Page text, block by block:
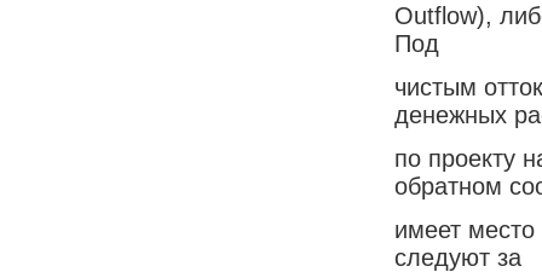
Outflow),
Под
чистым
денежных
по проекту
обратном
имеет
следуют за